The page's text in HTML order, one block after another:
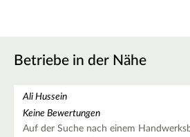
Betriebe in der Nähe
Ali Hussein
Keine Bewertungen
Auf der Suche nach einem